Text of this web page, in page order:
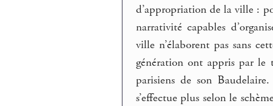
d’appropriation de la ville :
narrativité capables
ville n’élaborent pas sans
génération ont appris par le
parisiens de son
s’effectue plus selon le